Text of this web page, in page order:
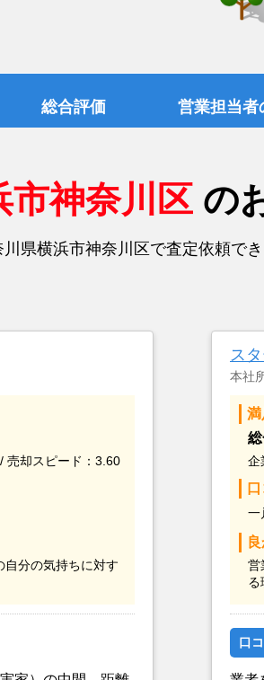
総合評価 営業担当者
市神奈川区 の
川県横浜市神奈川区で査定依頼で
売却スピード：3.60
自分の気持ちに対す
ス
本社
満
企
一
営
る
口